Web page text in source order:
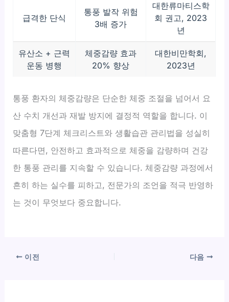
급격한 단식
통풍 발작 위험
3배 증가
대한류마티스학
회 권고, 2023
년
유산소 + 근력
운동 병행
체중감량 효과
20% 향상
대한비만학회,
2023년
통풍 환자의 체중감량은 단순한 체중 조절을 넘어서 요
산 수치 개선과 재발 방지에 결정적 역할을 합니다. 이
맞춤형 7단계 체크리스트와 생활습관 관리법을 성실히
따른다면, 안전하고 효과적으로 체중을 감량하며 건강
한 통풍 관리를 지속할 수 있습니다. 체중감량 과정에서
흔히 하는 실수를 피하고, 전문가의 조언을 적극 반영하
는 것이 무엇보다 중요합니다.
이전 다음